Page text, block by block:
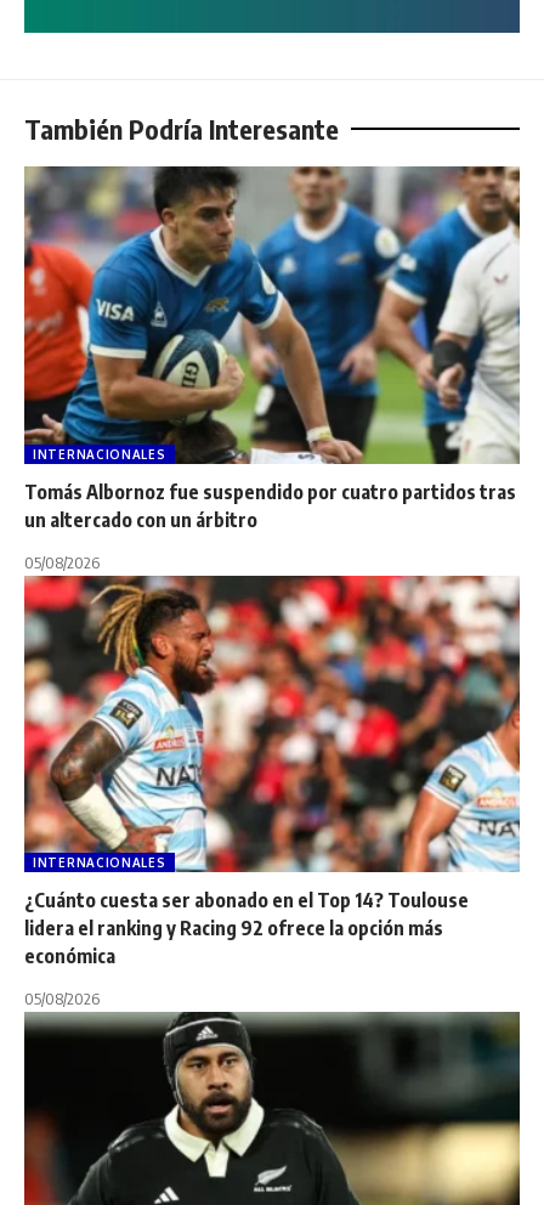
También Podría Interesante
INTERNACIONALES
Tomás Albornoz fue suspendido por cuatro partidos tras
un altercado con un árbitro
05/08/2026
INTERNACIONALES
¿Cuánto cuesta ser abonado en el Top 14? Toulouse
lidera el ranking y Racing 92 ofrece la opción más
económica
05/08/2026